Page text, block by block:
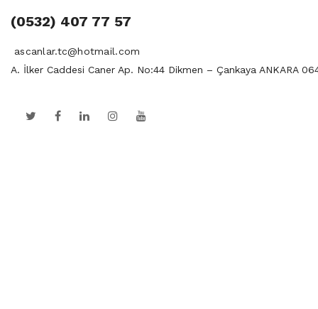
(0532) 407 77 57
ascanlar.tc@hotmail.com
A. İlker Caddesi Caner Ap. No:44 Dikmen – Çankaya ANKARA